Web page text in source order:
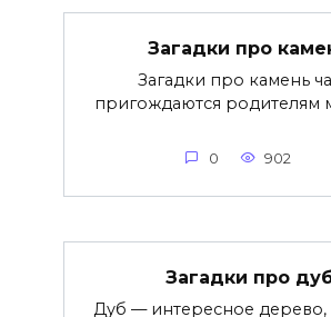
Загадки про
Загадки про камень
пригождаются родителям
0 902
Загадки про
Дуб — интересное дерево,